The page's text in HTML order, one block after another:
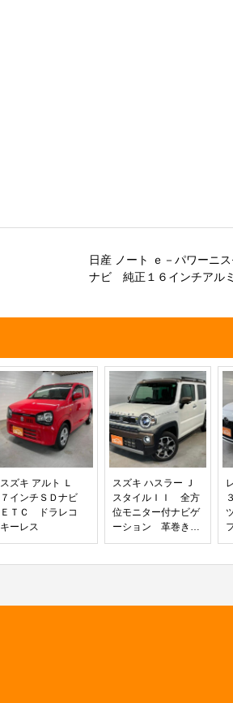
日産 ノート ｅ－パワーニ
ナビ 純正１６インチアル
スズキ アルト Ｌ
７インチＳＤナビ
ＥＴＣ ドラレコ
キーレス
スズキ ハスラー Ｊ
スタイルＩＩ 全方
位モニター付ナビゲ
ーション 革巻きス
テアリング クルー